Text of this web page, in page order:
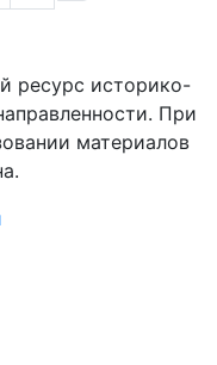
ресурс историко-
При
материалов